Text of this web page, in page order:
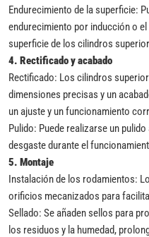
Endurecimiento de la superficie:
endurecimiento por inducción o
superficie de los cilindros
4. Rectificado y acabado
Rectificado: Los cilindros
dimensiones precisas y un
un ajuste y un funcionamiento
Pulido: Puede realizarse un
desgaste durante el
5. Montaje
Instalación de los rodamientos:
orificios mecanizados para
Sellado: Se añaden sellos para
los residuos y la humedad,